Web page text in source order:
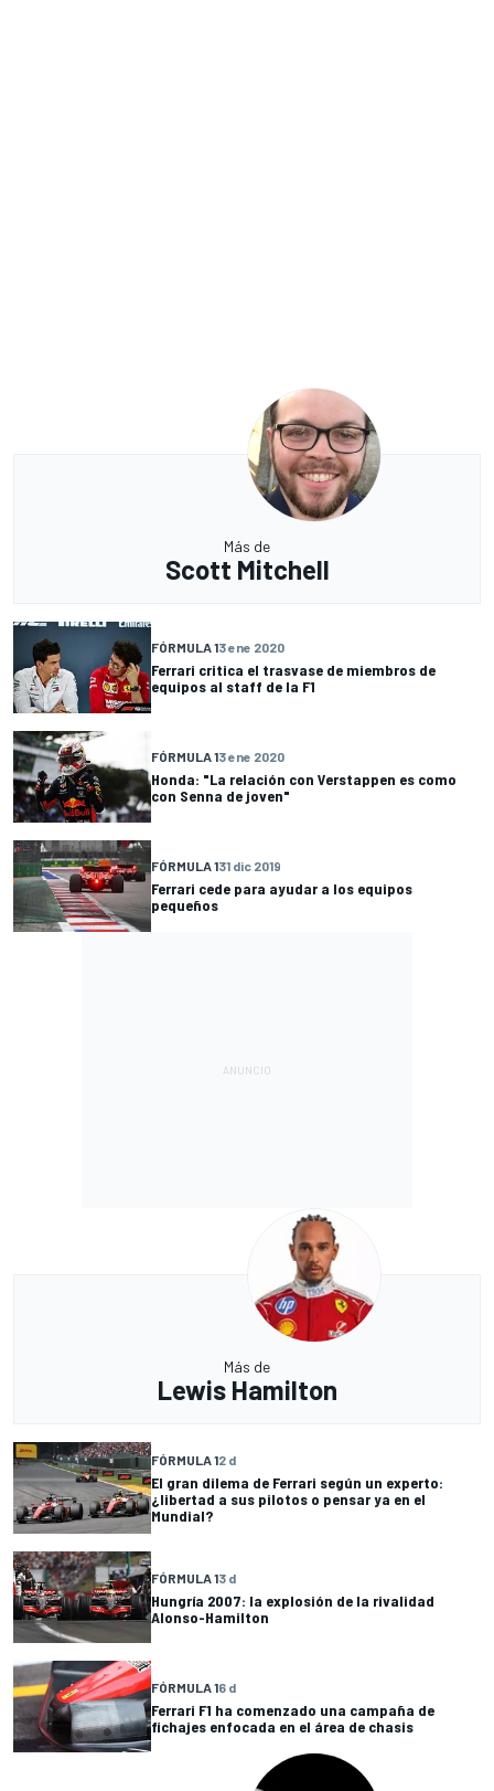
Más de
Scott Mitchell
FÓRMULA 13 ene 2020
Ferrari critica el trasvase de miembros de
equipos al staff de la F1
FÓRMULA 13 ene 2020
Honda: "La relación con Verstappen es como
con Senna de joven"
FÓRMULA 131 dic 2019
Ferrari cede para ayudar a los equipos
pequeños
Más de
Lewis Hamilton
FÓRMULA 12 d
El gran dilema de Ferrari según un experto:
¿libertad a sus pilotos o pensar ya en el
Mundial?
FÓRMULA 13 d
Hungría 2007: la explosión de la rivalidad
Alonso-Hamilton
FÓRMULA 16 d
Ferrari F1 ha comenzado una campaña de
fichajes enfocada en el área de chasis